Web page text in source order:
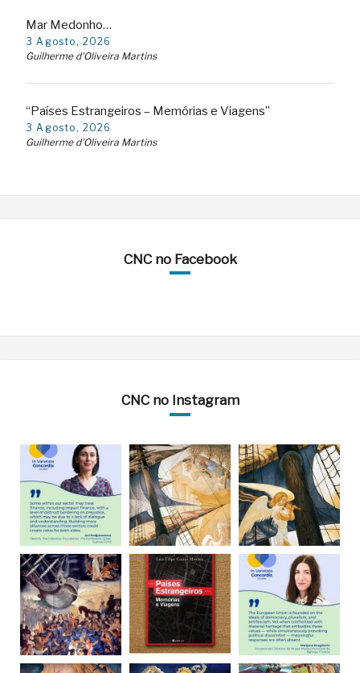
Mar Medonho…
3 Agosto, 2026
Guilherme d'Oliveira Martins
“Países Estrangeiros – Memórias e Viagens”
3 Agosto, 2026
Guilherme d'Oliveira Martins
CNC no Facebook
CNC no Instagram